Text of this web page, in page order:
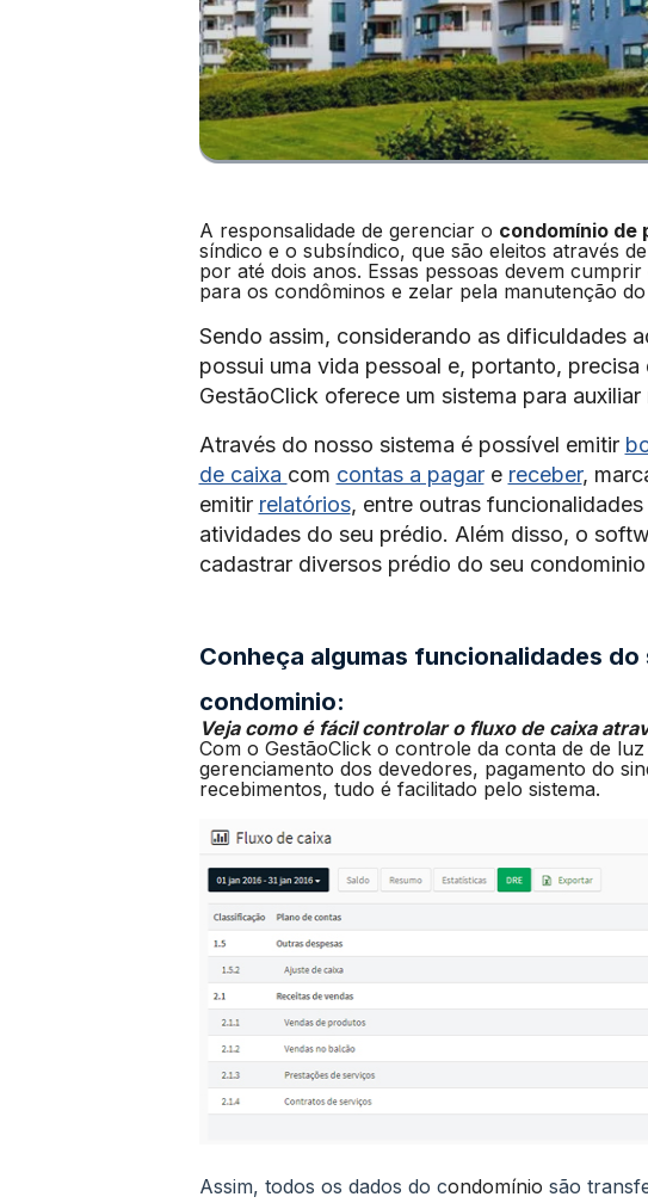
A responsalidade de gerenciar o condomínio de
síndico e o subsíndico, que são eleitos através
por até dois anos. Essas pessoas devem
para os condôminos e zelar pela manutenção
Sendo assim, considerando as dificuldades
possui uma vida pessoal e, portanto,
GestãoClick oferece um sistema para
Através do nosso sistema é possível emitir
de caixa com contas a pagare receber,
emitir relatórios, entre outras
atividades do seu prédio. Além disso, o
cadastrar diversos prédio do seu
Conheça algumas funcionalidades do
condominio:
Veja como é fácil controlar o fluxo de caixa
Com o GestãoClick o controle da conta de de
gerenciamento dos devedores, pagamento do
recebimentos, tudo é facilitado pelo sistema.
Assim, todos os dados do condomínio são